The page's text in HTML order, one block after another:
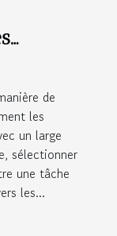
de
les
un large
sélectionner
une tâche
les...